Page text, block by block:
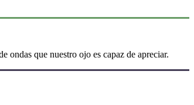
ondas que nuestro ojo es capaz de apreciar.